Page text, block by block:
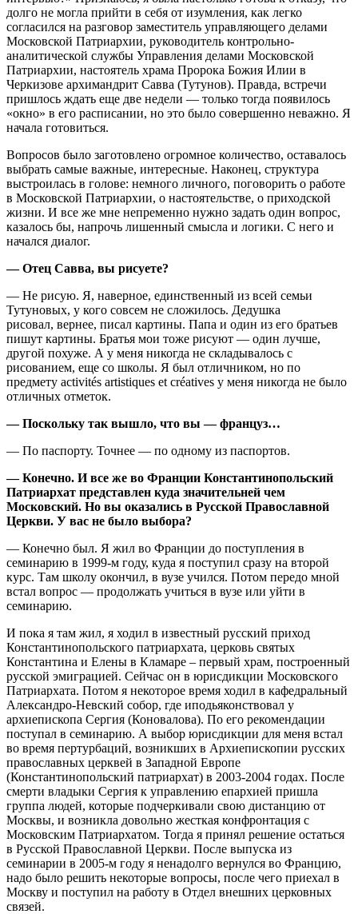
долго не могла прийти в себя от изумления, как легко
согласился на разговор заместитель управляющего делами
Московской Патриархии, руководитель контрольно-
аналитической службы Управления делами Московской
Патриархии, настоятель храма Пророка Божия Илии в
Черкизове архимандрит Савва (Тутунов). Правда, встречи
пришлось ждать еще две недели — только тогда появилось
«окно» в его расписании, но это было совершенно неважно. Я
начала готовиться.
Вопросов было заготовлено огромное количество, оставалось
выбрать самые важные, интересные. Наконец, структура
выстроилась в голове: немного личного, поговорить о работе
в Московской Патриархии, о настоятельстве, о приходской
жизни. И все же мне непременно нужно задать один вопрос,
казалось бы, напрочь лишенный смысла и логики. С него и
начался диалог.
— Отец Савва, вы рисуете?
— Не рисую. Я, наверное, единственный из всей семьи
Тутуновых, у кого совсем не сложилось. Дедушка
рисовал, вернее, писал картины. Папа и один из его братьев
пишут картины. Братья мои тоже рисуют — один лучше,
другой похуже. А у меня никогда не складывалось с
рисованием, еще со школы. Я был отличником, но по
предмету activités artistiques et créatives у меня никогда не было
отличных отметок.
— Поскольку так вышло, что вы — француз…
— По паспорту. Точнее — по одному из паспортов.
— Конечно. И все же во Франции Константинопольский
Патриархат представлен куда значительней чем
Московский. Но вы оказались в Русской Православной
Церкви. У вас не было выбора?
— Конечно был. Я жил во Франции до поступления в
семинарию в 1999-м году, куда я поступил сразу на второй
курс. Там школу окончил, в вузе учился. Потом передо мной
встал вопрос — продолжать учиться в вузе или уйти в
семинарию.
И пока я там жил, я ходил в известный русский приход
Константинопольского патриархата, церковь святых
Константина и Елены в Кламаре – первый храм, построенный
русской эмиграцией. Сейчас он в юрисдикции Московского
Патриархата. Потом я некоторое время ходил в кафедральный
Александро-Невский собор, где иподьяконствовал у
архиепископа Сергия (Коновалова). По его рекомендации
поступал в семинарию. А выбор юрисдикции для меня встал
во время пертурбаций, возникших в Архиепископии русских
православных церквей в Западной Европе
(Константинопольский патриархат) в 2003-2004 годах. После
смерти владыки Сергия к управлению епархией пришла
группа людей, которые подчеркивали свою дистанцию от
Москвы, и возникла довольно жесткая конфронтация с
Московским Патриархатом. Тогда я принял решение остаться
в Русской Православной Церкви. После выпуска из
семинарии в 2005-м году я ненадолго вернулся во Францию,
надо было решить некоторые вопросы, после чего приехал в
Москву и поступил на работу в Отдел внешних церковных
связей.